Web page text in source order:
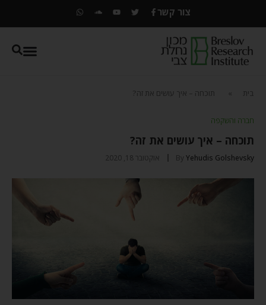
צור קשר
בית תוכחה – איך עושים את זה?
חברה והשקפה
תוכחה – איך עושים את זה?
By Yehudis Golshevsky אוקטובר 18, 2020